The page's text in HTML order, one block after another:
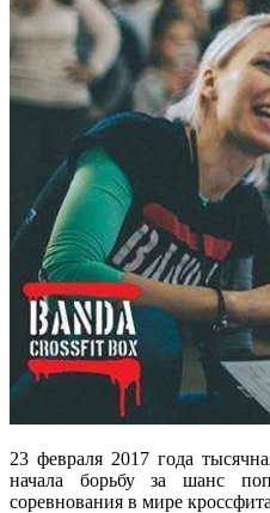
23 февраля 2017 года
начала борьбу за шанс
соревнования в мире